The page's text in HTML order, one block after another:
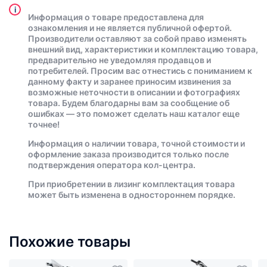
i
Информация о товаре предоставлена для
ознакомления и не является публичной офертой.
Производители оставляют за собой право изменять
внешний вид, характеристики и комплектацию товара,
предварительно не уведомляя продавцов и
потребителей. Просим вас отнестись с пониманием к
данному факту и заранее приносим извинения за
возможные неточности в описании и фотографиях
товара. Будем благодарны вам за сообщение об
ошибках — это поможет сделать наш каталог еще
точнее!
Информация о наличии товара, точной стоимости и
оформление заказа производится только после
подтверждения оператора кол-центра.
При приобретении в лизинг комплектация товара
может быть изменена в одностороннем порядке.
Похожие товары